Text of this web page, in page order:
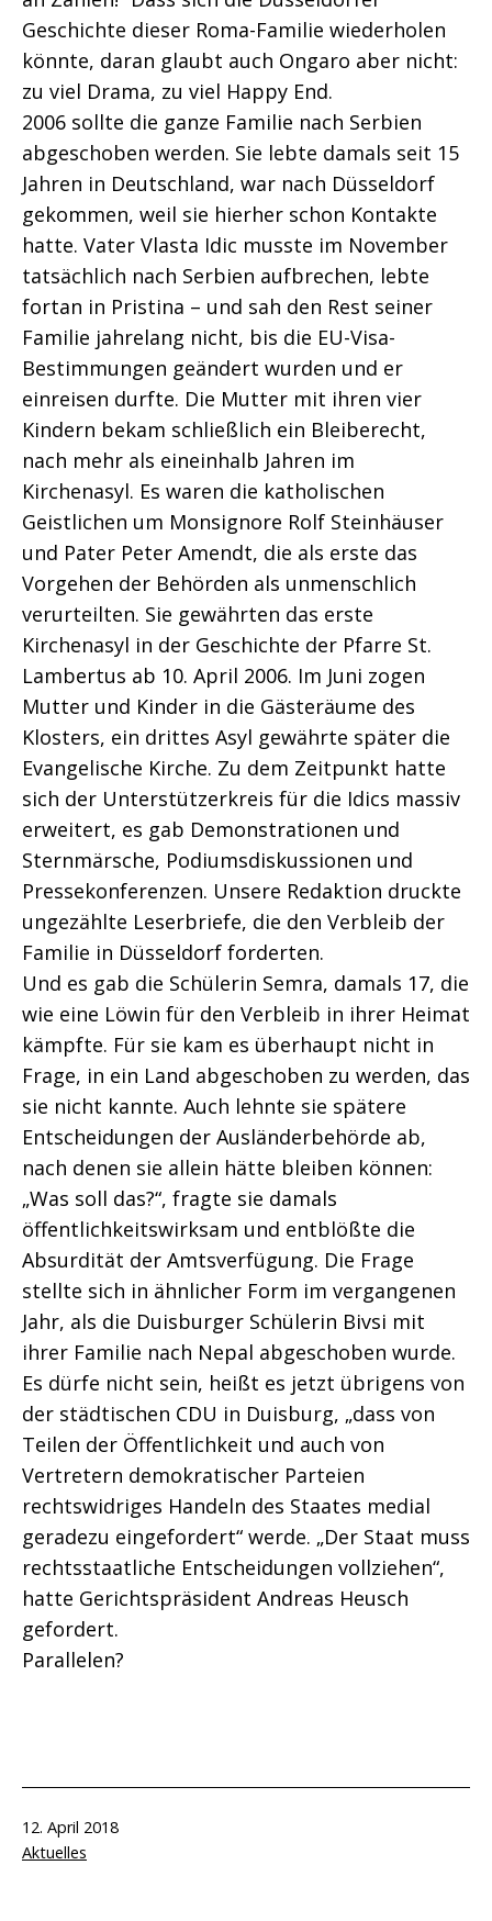
Geschichte dieser Roma-Familie wiederholen
könnte, daran glaubt auch Ongaro aber nicht:
zu viel Drama, zu viel Happy End.
2006 sollte die ganze Familie nach Serbien
abgeschoben werden. Sie lebte damals seit 15
Jahren in Deutschland, war nach Düsseldorf
gekommen, weil sie hierher schon Kontakte
hatte. Vater Vlasta Idic musste im November
tatsächlich nach Serbien aufbrechen, lebte
fortan in Pristina – und sah den Rest seiner
Familie jahrelang nicht, bis die EU-Visa-
Bestimmungen geändert wurden und er
einreisen durfte. Die Mutter mit ihren vier
Kindern bekam schließlich ein Bleiberecht,
nach mehr als eineinhalb Jahren im
Kirchenasyl. Es waren die katholischen
Geistlichen um Monsignore Rolf Steinhäuser
und Pater Peter Amendt, die als erste das
Vorgehen der Behörden als unmenschlich
verurteilten. Sie gewährten das erste
Kirchenasyl in der Geschichte der Pfarre St.
Lambertus ab 10. April 2006. Im Juni zogen
Mutter und Kinder in die Gästeräume des
Klosters, ein drittes Asyl gewährte später die
Evangelische Kirche. Zu dem Zeitpunkt hatte
sich der Unterstützerkreis für die Idics massiv
erweitert, es gab Demonstrationen und
Sternmärsche, Podiumsdiskussionen und
Pressekonferenzen. Unsere Redaktion druckte
ungezählte Leserbriefe, die den Verbleib der
Familie in Düsseldorf forderten.
Und es gab die Schülerin Semra, damals 17, die
wie eine Löwin für den Verbleib in ihrer Heimat
kämpfte. Für sie kam es überhaupt nicht in
Frage, in ein Land abgeschoben zu werden, das
sie nicht kannte. Auch lehnte sie spätere
Entscheidungen der Ausländerbehörde ab,
nach denen sie allein hätte bleiben können:
„Was soll das?“, fragte sie damals
öffentlichkeitswirksam und entblößte die
Absurdität der Amtsverfügung. Die Frage
stellte sich in ähnlicher Form im vergangenen
Jahr, als die Duisburger Schülerin Bivsi mit
ihrer Familie nach Nepal abgeschoben wurde.
Es dürfe nicht sein, heißt es jetzt übrigens von
der städtischen CDU in Duisburg, „dass von
Teilen der Öffentlichkeit und auch von
Vertretern demokratischer Parteien
rechtswidriges Handeln des Staates medial
geradezu eingefordert“ werde. „Der Staat muss
rechtsstaatliche Entscheidungen vollziehen“,
hatte Gerichtspräsident Andreas Heusch
gefordert.
Parallelen?
Veröffentlicht
am
12. April 2018
Kategorisiert
Aktuelles